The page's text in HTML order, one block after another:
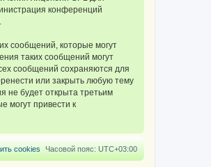
конференций
.
сообщений, которые могут
таких сообщений могут
сообщений сохраняются для
или закрыть любую тему
не будет открыта третьим
могут привести к
Часовой пояс: UTC+03:00
cookies